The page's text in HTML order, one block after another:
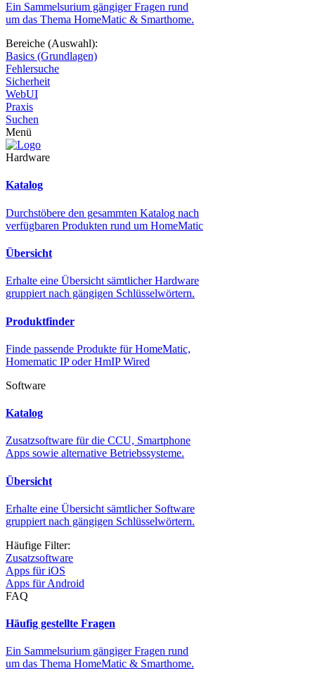
Ein Sammelsurium gängiger Fragen rund
um das Thema HomeMatic & Smarthome.
Bereiche (Auswahl):
Basics (Grundlagen)
Fehlersuche
Sicherheit
WebUI
Praxis
Suchen
Menü
Hardware
Katalog
Durchstöbere den gesammten Katalog nach
verfügbaren Produkten rund um HomeMatic
Übersicht
Erhalte eine Übersicht sämtlicher Hardware
gruppiert nach gängigen Schlüsselwörtern.
Produktfinder
Finde passende Produkte für HomeMatic,
Homematic IP oder HmIP Wired
Software
Katalog
Zusatzsoftware für die CCU, Smartphone
Apps sowie alternative Betriebssysteme.
Übersicht
Erhalte eine Übersicht sämtlicher Software
gruppiert nach gängigen Schlüsselwörtern.
Häufige Filter:
Zusatzsoftware
Apps für iOS
Apps für Android
FAQ
Häufig gestellte Fragen
Ein Sammelsurium gängiger Fragen rund
um das Thema HomeMatic & Smarthome.